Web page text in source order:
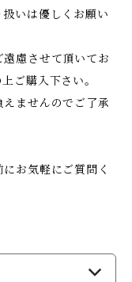
いは優しくお願い
遠慮させて頂いてお
ご購入下さい。
えませんのでご了承
お気軽にご質問く